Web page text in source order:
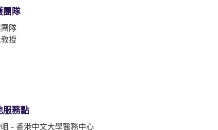
團隊
隊
授
服務點
- 香港中文大學醫務中心